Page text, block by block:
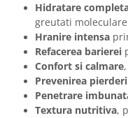
Hidratare
greutati moleculare
Hranire intensa
Refacerea barierei
Confort si calmare
Prevenirea
Penetrare
Textura nutritiva,